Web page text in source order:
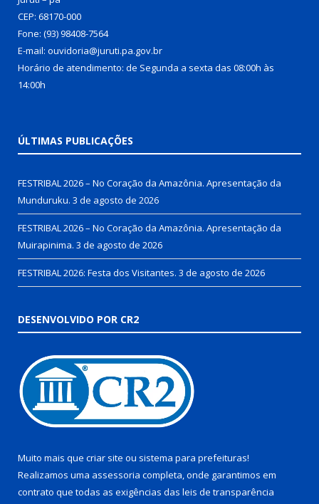
CEP: 68170-000
Fone: (93) 98408-7564
E-mail: ouvidoria@juruti.pa.gov.br
Horário de atendimento: de Segunda a sexta das 08:00h às
14:00h
ÚLTIMAS PUBLICAÇÕES
FESTRIBAL 2026 – No Coração da Amazônia. Apresentação da
Munduruku. 3 de agosto de 2026
FESTRIBAL 2026 – No Coração da Amazônia. Apresentação da
Muirapinima. 3 de agosto de 2026
FESTRIBAL 2026: Festa dos Visitantes. 3 de agosto de 2026
DESENVOLVIDO POR CR2
Muito mais que criar site ou sistema para prefeituras!
Realizamos uma assessoria completa, onde garantimos em
contrato que todas as exigências das leis de transparência